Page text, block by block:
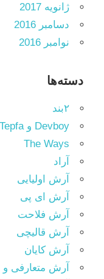
ژانویه 2017
دسامبر 2016
نوامبر 2016
دسته‌ها
۲بند
Devboy و Tepfa
The Ways
آراد
آرش اولیایی
آرش ای پی
آرش فلاحت
آرش قالیچی
آرش کایان
آرش متعارفی